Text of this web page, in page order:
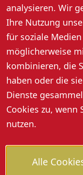
analysieren. Wir
Ihre Nutzung
für soziale
möglicherweise
kombinieren, die
haben oder die
Dienste
Cookies zu, wenn
nutzen.
Alle
Bitte beachten Sie,
Die Strecke ist aber
können GPX-Daten
möchten, kann
Guide bei der Tour
Weitere
tourismus.de